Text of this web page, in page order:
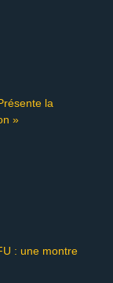
la
»
: une montre